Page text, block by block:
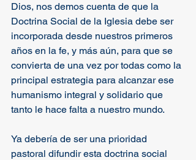
Dios, nos demos cuenta de que la
Doctrina Social de la Iglesia debe ser
incorporada desde nuestros primeros
años en la fe, y más aún, para que se
convierta de una vez por todas como la
principal estrategia para alcanzar ese
humanismo integral y solidario que
tanto le hace falta a nuestro mundo.
Ya debería de ser una prioridad
pastoral difundir esta doctrina social